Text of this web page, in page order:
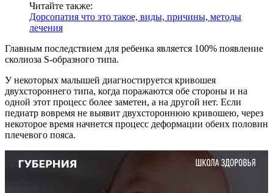
Читайте также:
Дорсопатия что это такое, виды, причины, методы
лечения
Главным последствием для ребенка является 100% появление
сколиоза S-образного типа.
У некоторых малышей диагностируется кривошея
двухстороннего типа, когда поражаются обе стороны и на
одной этот процесс более заметен, а на другой нет. Если
педиатр вовремя не выявит двухстороннюю кривошею, через
некоторое время начнется процесс деформации обеих половин
плечевого пояса.